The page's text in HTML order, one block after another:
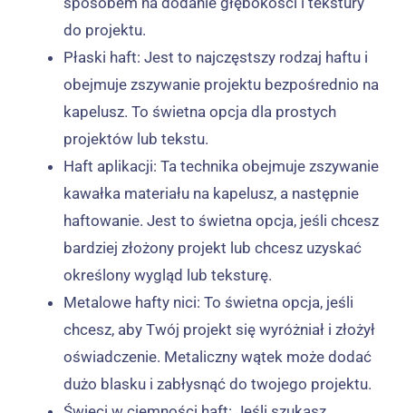
do projektu.
Płaski haft: Jest to najczęstszy rodzaj haftu i
obejmuje zszywanie projektu bezpośrednio na
kapelusz. To świetna opcja dla prostych
projektów lub tekstu.
Haft aplikacji: Ta technika obejmuje zszywanie
kawałka materiału na kapelusz, a następnie
haftowanie. Jest to świetna opcja, jeśli chcesz
bardziej złożony projekt lub chcesz uzyskać
określony wygląd lub teksturę.
Metalowe hafty nici: To świetna opcja, jeśli
chcesz, aby Twój projekt się wyróżniał i złożył
oświadczenie. Metaliczny wątek może dodać
dużo blasku i zabłysnąć do twojego projektu.